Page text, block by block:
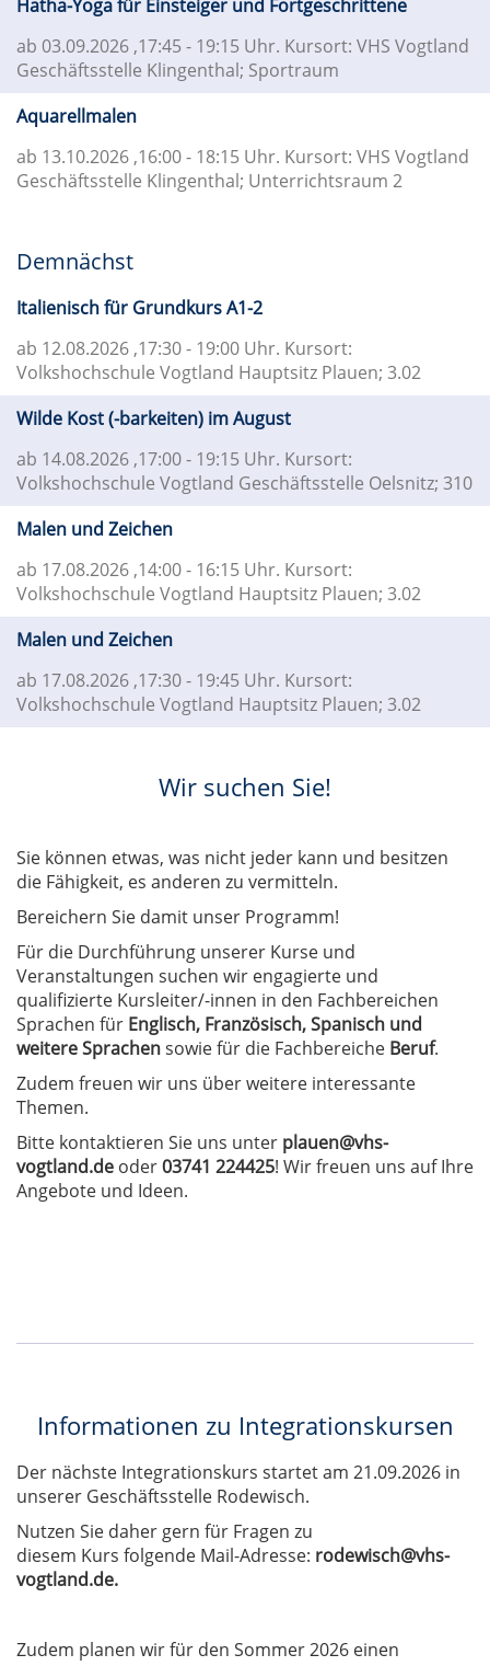
Hatha-Yoga für Einsteiger und Fortgeschrittene
ab 03.09.2026 ,17:45 - 19:15 Uhr. Kursort: VHS Vogtland
Geschäftsstelle Klingenthal; Sportraum
Aquarellmalen
ab 13.10.2026 ,16:00 - 18:15 Uhr. Kursort: VHS Vogtland
Geschäftsstelle Klingenthal; Unterrichtsraum 2
Demnächst
Italienisch für Grundkurs A1-2
ab 12.08.2026 ,17:30 - 19:00 Uhr. Kursort:
Volkshochschule Vogtland Hauptsitz Plauen; 3.02
Wilde Kost (-barkeiten) im August
ab 14.08.2026 ,17:00 - 19:15 Uhr. Kursort:
Volkshochschule Vogtland Geschäftsstelle Oelsnitz; 310
Malen und Zeichen
ab 17.08.2026 ,14:00 - 16:15 Uhr. Kursort:
Volkshochschule Vogtland Hauptsitz Plauen; 3.02
Malen und Zeichen
ab 17.08.2026 ,17:30 - 19:45 Uhr. Kursort:
Volkshochschule Vogtland Hauptsitz Plauen; 3.02
Wir suchen Sie!
Sie können etwas, was nicht jeder kann und besitzen
die Fähigkeit, es anderen zu vermitteln.
Bereichern Sie damit unser Programm!
Für die Durchführung unserer Kurse und
Veranstaltungen suchen wir engagierte und
qualifizierte Kursleiter/-innen in den Fachbereichen
Sprachen für Englisch, Französisch, Spanisch und
weitere Sprachensowie für die Fachbereiche Beruf.
Zudem freuen wir uns über weitere interessante
Themen.
Bitte kontaktieren Sie uns unter plauen@vhs-
vogtland.de oder03741 224425! Wir freuen uns auf Ihre
Angebote und Ideen.
Informationen zu Integrationskursen
Der nächste Integrationskurs startet am 21.09.2026 in
unserer Geschäftsstelle Rodewisch.
Nutzen Sie daher gern für Fragen zu
diesem Kurs folgende Mail-Adresse: rodewisch@vhs-
vogtland.de.
Zudem planen wir für den Sommer 2026 einen